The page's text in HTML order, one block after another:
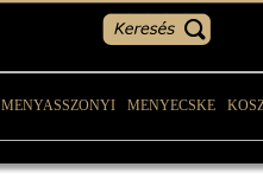
MENYASSZONYI MENYECSKE